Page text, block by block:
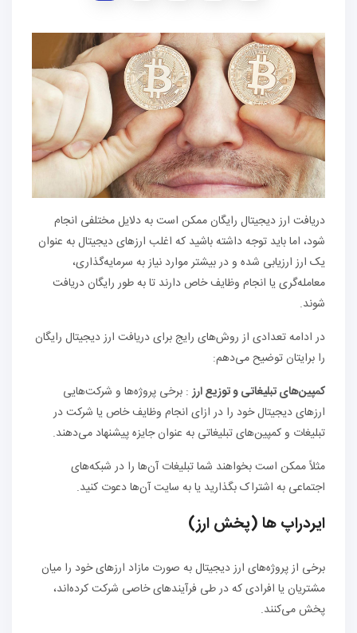
دریافت ارز دیجیتال رایگان ممکن است به دلایل مختلفی انجام
شود، اما باید توجه داشته باشید که اغلب ارزهای دیجیتال به عنوان
یک ارز ارزیابی شده و در بیشتر موارد نیاز به سرمایه‌گذاری،
معامله‌گری یا انجام وظایف خاص دارند تا به طور رایگان دریافت
شوند.
در ادامه تعدادی از روش‌های رایج برای دریافت ارز دیجیتال رایگان
را برایتان توضیح می‌دهم:
کمپین‌های تبلیغاتی و توزیع ارز: برخی پروژه‌ها و شرکت‌هایی
ارزهای دیجیتال خود را در ازای انجام وظایف خاص یا شرکت در
تبلیغات و کمپین‌های تبلیغاتی به عنوان جایزه پیشنهاد می‌دهند.
مثلاً ممکن است بخواهند شما تبلیغات آن‌ها را در شبکه‌های
اجتماعی به اشتراک بگذارید یا به سایت آن‌ها دعوت کنید.
ایردراپ ها (پخش ارز)
برخی از پروژه‌های ارز دیجیتال به صورت مازاد ارزهای خود را میان
مشتریان یا افرادی که در طی فرآیندهای خاصی شرکت کرده‌اند،
پخش می‌کنند.